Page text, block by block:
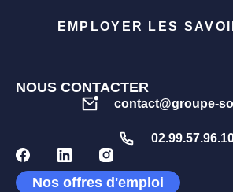
EMPLOYER LES
NOUS CONTACTER
contact@groupe-
Nos offres d'emploi